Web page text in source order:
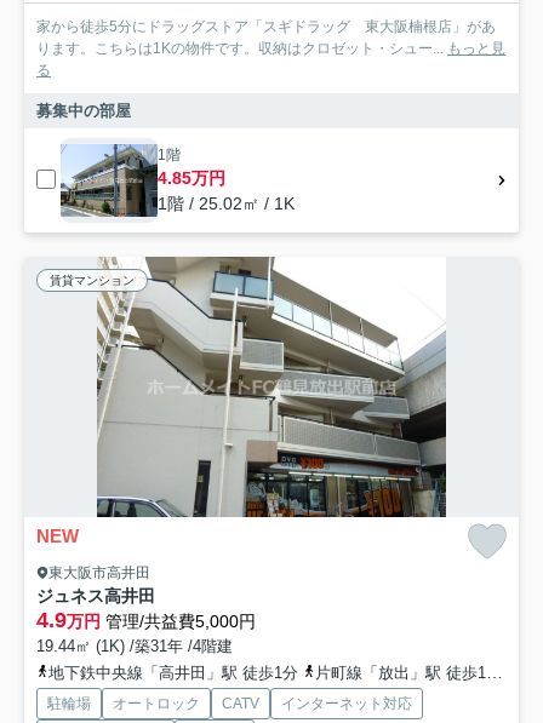
家から徒歩5分にドラッグストア「スギドラッグ 東大阪楠根店」があ
ります。こちらは1Kの物件です。収納はクロゼット・シュー...
もっと見
る
募集中の部屋
1階
4.85万円
1階 / 25.02㎡ / 1K
賃貸マンション
NEW
東大阪市高井田
ジュネス高井田
4.9万円 管理/共益費5,000円
19.44㎡ (1K) /築31年 /4階建
地下鉄中央線「高井田」駅 徒歩1分
片町線「放出」駅 徒歩19分
駐輪場 オートロック CATV
インターネット対応